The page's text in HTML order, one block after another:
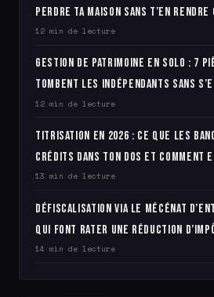
perdre ta maison sans t’en rendre
12 min de lecture
Gestion de patrimoine en solo : 7
tombent les indépendants sans
12 min de lecture
Titrisation en 2026 : ce que les
crédits dans ton dos et comment
13 min de lecture
Défiscalisation via le mécénat
qui font rater une réduction
14 min de lecture